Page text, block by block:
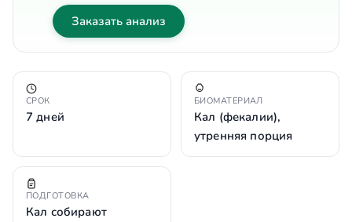
Заказать анализ
СРОК
7 дней
БИОМАТЕРИАЛ
Кал (фекалии),
утренняя порция
ПОДГОТОВКА
Кал собирают